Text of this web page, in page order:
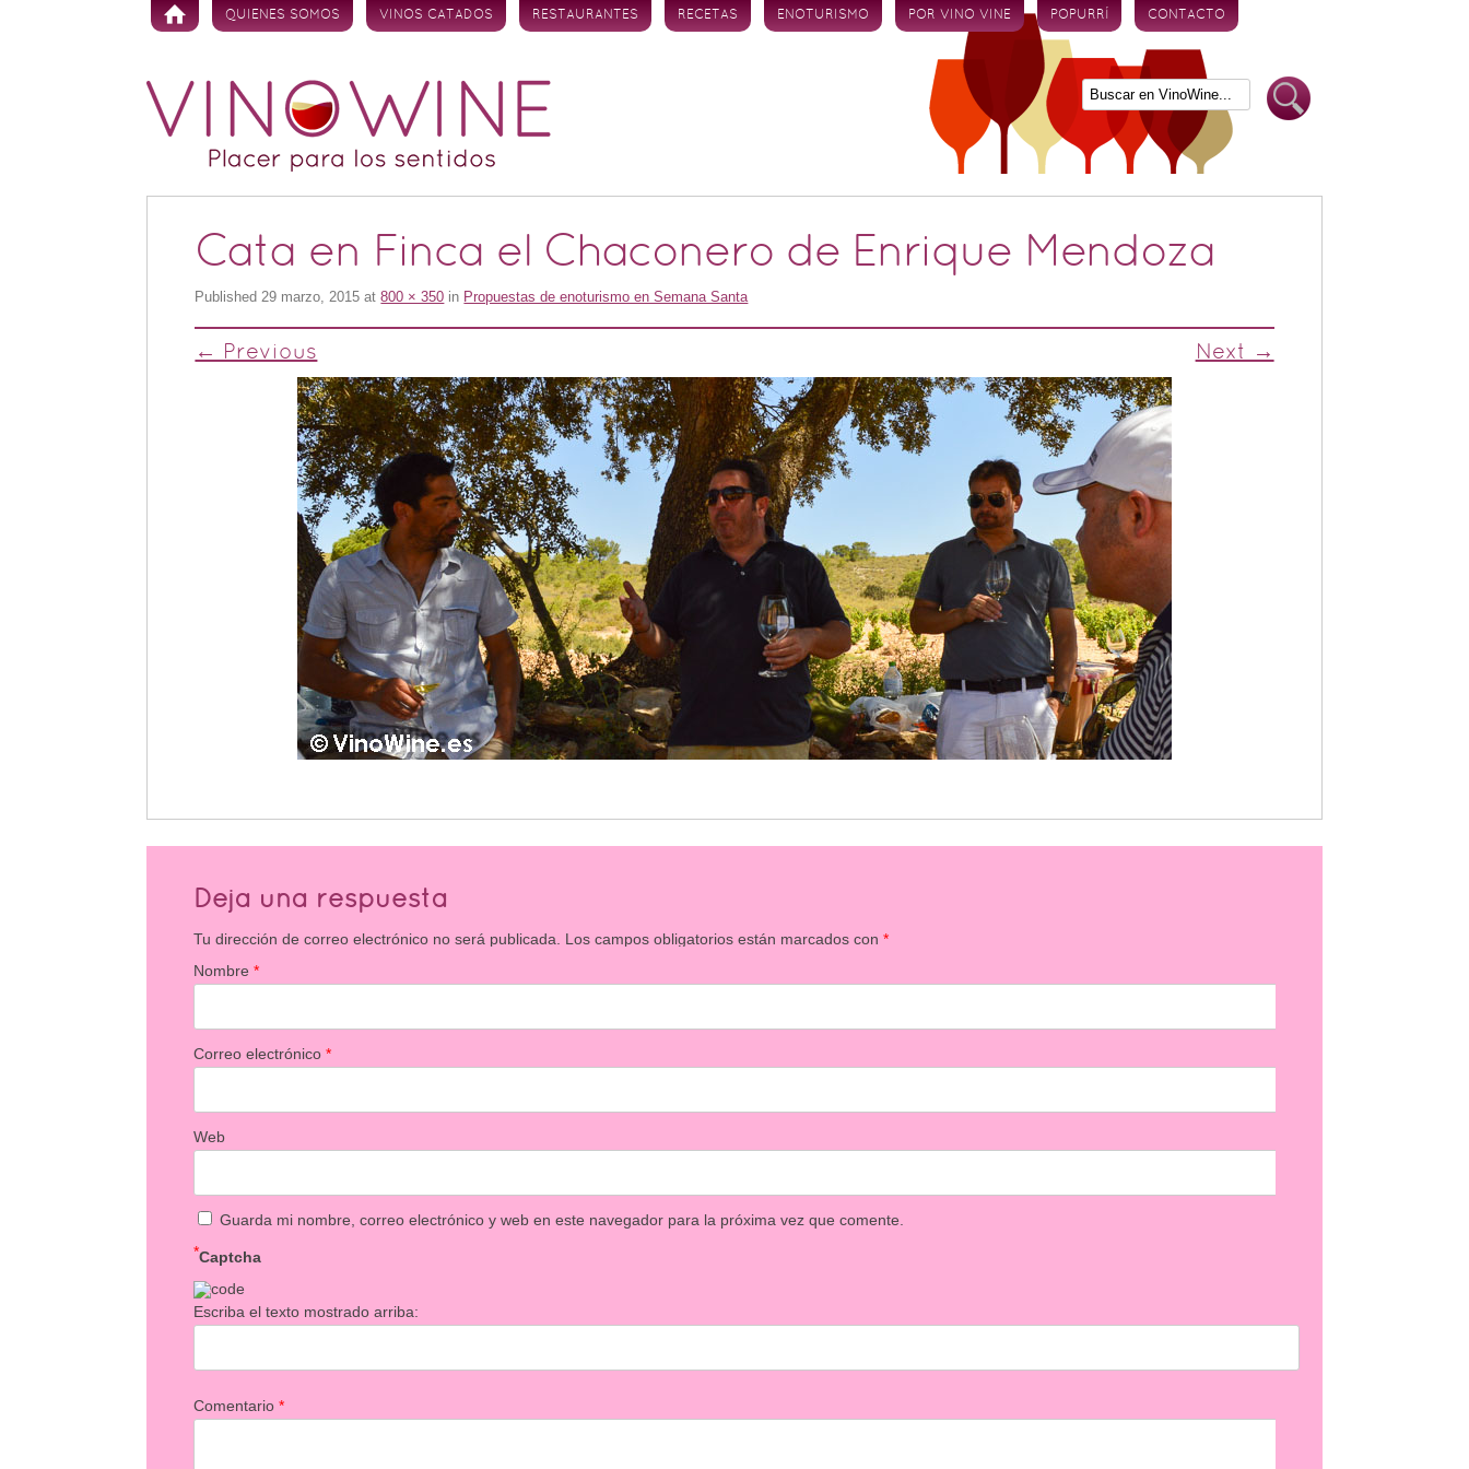
Skip to content
QUIENES SOMOS VINOS CATADOS RESTAURANTES RECETAS ENOTURISMO POR VINO VINE POPURRÍ CONTACTO
Cata en Finca el Chaconero de Enrique Mendoza
Published29 marzo, 2015 at800 × 350 in Propuestas de enoturismo en Semana Santa
← Previous Next →
Deja una respuesta
Tu dirección de correo electrónico no será publicada. Los campos obligatorios están marcados con*
Nombre*
Correo electrónico*
Web
Guarda mi nombre, correo electrónico y web en este navegador para la próxima vez que comente.
Captcha
*
Escriba el texto mostrado arriba:
Comentario*